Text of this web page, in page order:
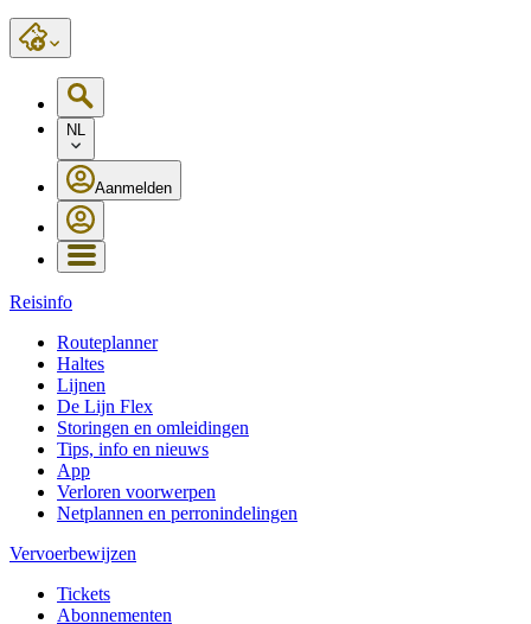
NL
Aanmelden
Reisinfo
Routeplanner
Haltes
Lijnen
De Lijn Flex
Storingen en omleidingen
Tips, info en nieuws
App
Verloren voorwerpen
Netplannen en perronindelingen
Vervoerbewijzen
Tickets
Abonnementen